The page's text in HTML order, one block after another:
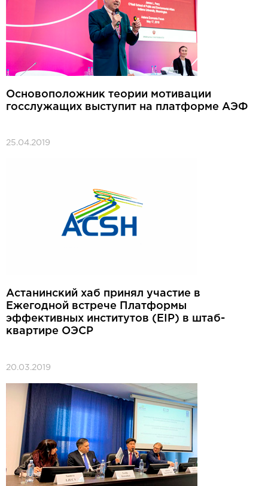
Основоположник теории мотивации
госслужащих выступит на платформе АЭФ
25.04.2019
Астанинский хаб принял участие в
Ежегодной встрече Платформы
эффективных институтов (EIP) в штаб-
квартире ОЭСР
20.03.2019